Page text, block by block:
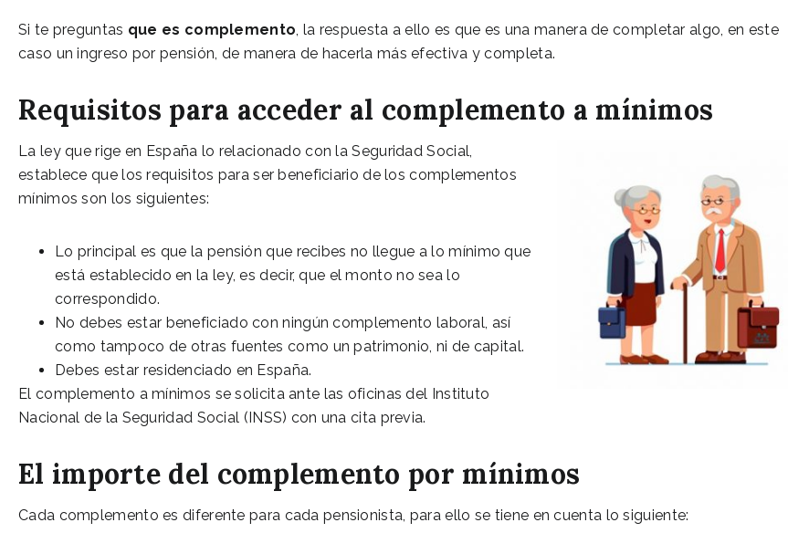
Si te preguntas que es complemento , la respuesta a ello es que es una manera de completar algo, en este
caso un ingreso por pensión, de manera de hacerla más efectiva y completa.
Requisitos para acceder al complemento a mínimos
La ley que rige en España lo relacionado con la Seguridad Social,
establece que los requisitos para ser beneficiario de los complementos
mínimos son los siguientes:
Lo principal es que la pensión que recibes no llegue a lo mínimo que
está establecido en la ley, es decir, que el monto no sea lo
correspondido.
No debes estar beneficiado con ningún complemento laboral, así
como tampoco de otras fuentes como un patrimonio, ni de capital.
Debes estar residenciado en España.
El complemento a mínimos se solicita ante las oficinas del Instituto
Nacional de la Seguridad Social (INSS) con una cita previa.
El importe del complemento por mínimos
Cada complemento es diferente para cada pensionista, para ello se tiene en cuenta lo siguiente: